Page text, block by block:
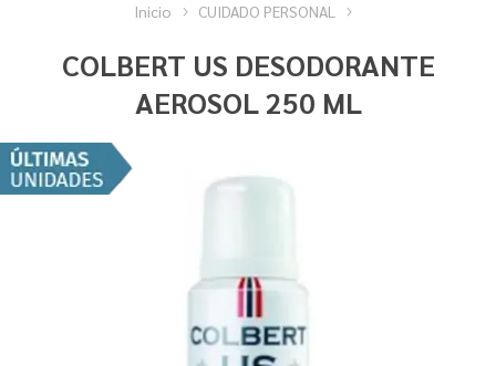
Inicio CUIDADO PERSONAL
COLBERT US DESODORANTE
AEROSOL 250 ML